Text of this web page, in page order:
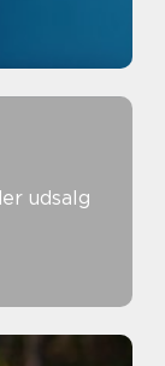
udsalg